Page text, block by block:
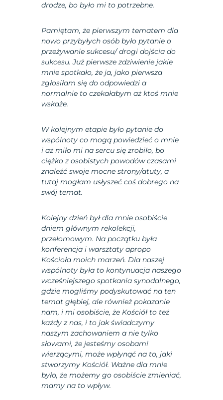
drodze, bo było mi to potrzebne.
Pamiętam, że pierwszym tematem dla
nowo przybyłych osób było pytanie o
przeżywanie sukcesu/ drogi dojścia do
sukcesu. Już pierwsze zdziwienie jakie
mnie spotkało, że ja, jako pierwsza
zgłosiłam się do odpowiedzi a
normalnie to czekałabym aż ktoś mnie
wskaże.
W kolejnym etapie było pytanie do
wspólnoty co mogą powiedzieć o mnie
i aż miło mi na sercu się zrobiło, bo
ciężko z osobistych powodów czasami
znaleźć swoje mocne strony/atuty, a
tutaj mogłam usłyszeć coś dobrego na
swój temat.
Kolejny dzień był dla mnie osobiście
dniem głównym rekolekcji,
przełomowym. Na początku była
konferencja i warsztaty apropo
Kościoła moich marzeń. Dla naszej
wspólnoty była to kontynuacja naszego
wcześniejszego spotkania synodalnego,
gdzie mogliśmy podyskutować na ten
temat głębiej, ale również pokazanie
nam, i mi osobiście, że Kościół to też
każdy z nas, i to jak świadczymy
naszym zachowaniem a nie tylko
słowami, że jesteśmy osobami
wierzącymi, może wpłynąć na to, jaki
stworzymy Kościół. Ważne dla mnie
było, że możemy go osobiście zmieniać,
mamy na to wpływ.